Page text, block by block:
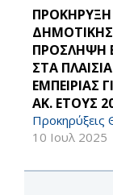
ΔΗΜΟΤΙΚΗΣ
ΠΡΟΣΛΗΨΗ
ΣΤΑ
ΕΜΠΕΙΡΙΑΣ
ΑΚ. ΕΤΟΥΣ
Προκηρύξεις
10 Ιουλ 2025